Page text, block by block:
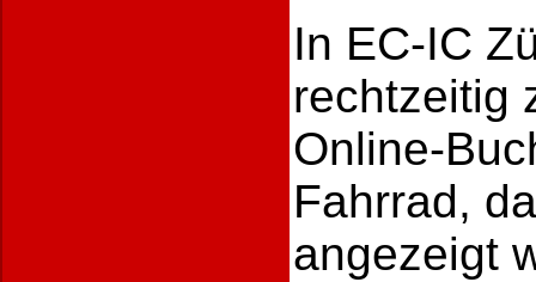
In EC-IC
rechtzeitig
Online-
Fahrrad,
angezeigt